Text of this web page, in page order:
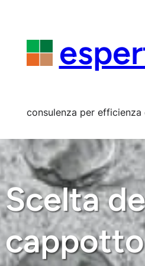
consulenza per efficienza
Scelta